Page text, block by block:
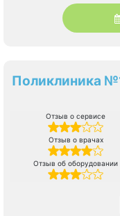
Поликлиника
Отзыв о сервисе
Отзыв о врачах
Отзыв об оборудовании